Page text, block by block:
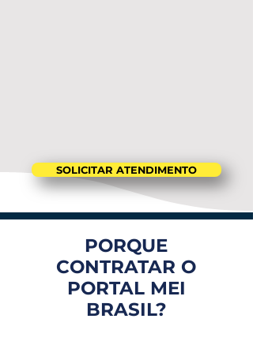
SOLICITAR ATENDIMENTO
PORQUE
CONTRATAR O
PORTAL MEI
BRASIL?